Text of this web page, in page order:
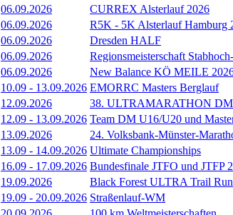
06.09.2026
CURREX Alsterlauf 2026
06.09.2026
R5K - 5K Alsterlauf Hamburg
06.09.2026
Dresden HALF
06.09.2026
Regionsmeisterschaft
06.09.2026
New Balance KÖ MEILE
10.09 - 13.09.2026 EMORRC Masters Berglauf
12.09.2026
38. ULTRAMARATHON DM
12.09 - 13.09.2026 Team DM U16/U20 und
13.09.2026
24. Volksbank-Münster-
13.09 - 14.09.2026 Ultimate Championships
16.09 - 17.09.2026 Bundesfinale JTFO und JTFP
19.09.2026
Black Forest ULTRA Trail Run
19.09 - 20.09.2026 Straßenlauf-WM